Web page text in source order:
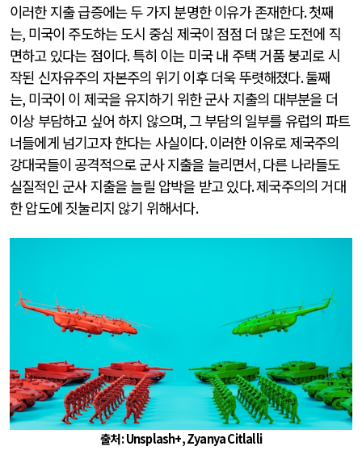
이러한 지출 급증에는 두 가지 분명한 이유가 존재한다.첫째
는, 미국이 주도하는 도시 중심 제국이 점점 더 많은 도전에 직
면하고 있다는 점이다.특히 이는 미국 내 주택 거품 붕괴로 시
작된 신자유주의 자본주의 위기 이후 더욱 뚜렷해졌다.둘째
는, 미국이 이 제국을 유지하기 위한 군사 지출의 대부분을 더
이상 부담하고 싶어 하지 않으며,그 부담의 일부를 유럽의 파트
너들에게 넘기고자 한다는 사실이다.이러한 이유로 제국주의
강대국들이 공격적으로 군사 지출을 늘리면서,다른 나라들도
실질적인 군사 지출을 늘릴 압박을 받고 있다.제국주의의 거대
한 압도에 짓눌리지 않기 위해서다.
출처 : Unsplash+, Zyanya Citlalli